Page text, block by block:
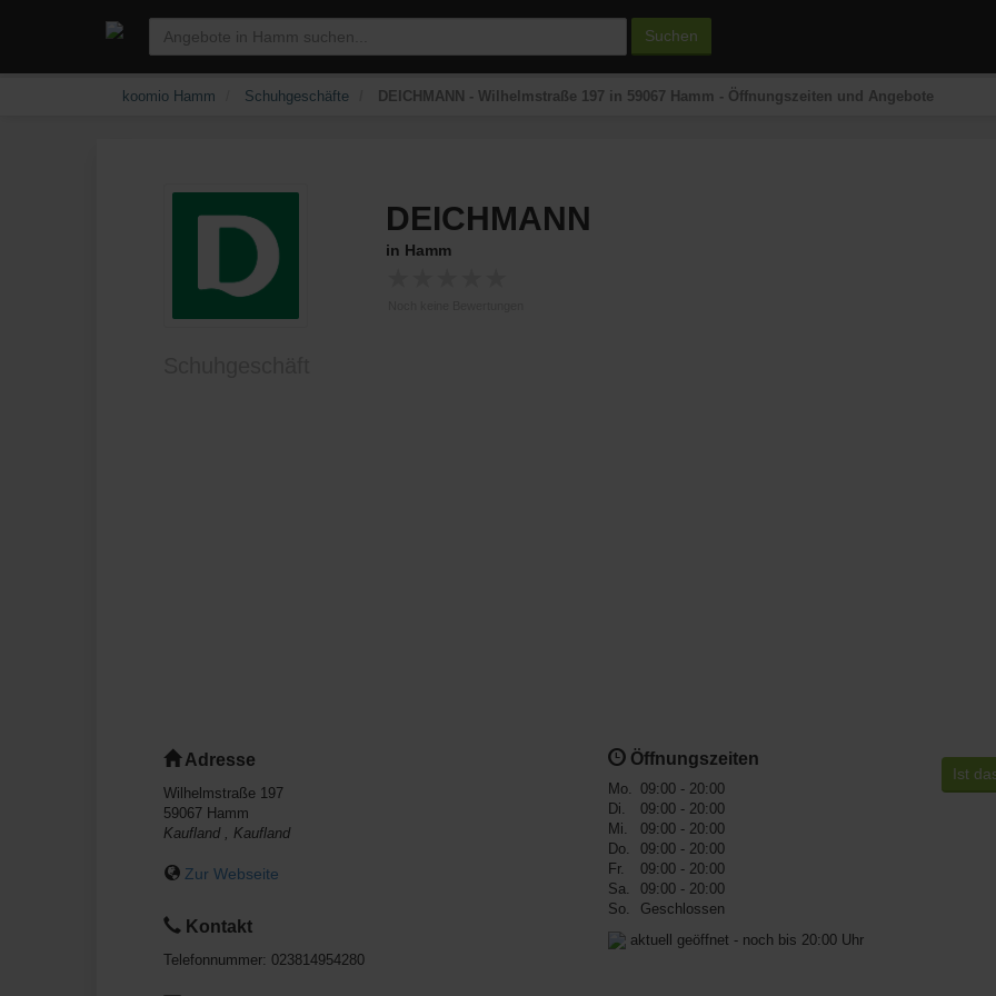
Suchen
koomio Hamm Schuhgeschäfte DEICHMANN - Wilhelmstraße 197 in 59067 Hamm - Öffnungszeiten und Angebote
DEICHMANN
in Hamm
Adresse
Wilhelmstraße 197
59067 Hamm
Kaufland , Kaufland
Zur Webseite
Kontakt
Telefonnummer: 023814954280
Öffnungszeiten
Mo. 09:00 - 20:00
Di.
09:00 - 20:00
Mi.
09:00 - 20:00
Do.
09:00 - 20:00
Fr.
09:00 - 20:00
Sa.
09:00 - 20:00
So.
Geschlossen
aktuell geöffnet - noch bis 20:00 Uhr
Ist